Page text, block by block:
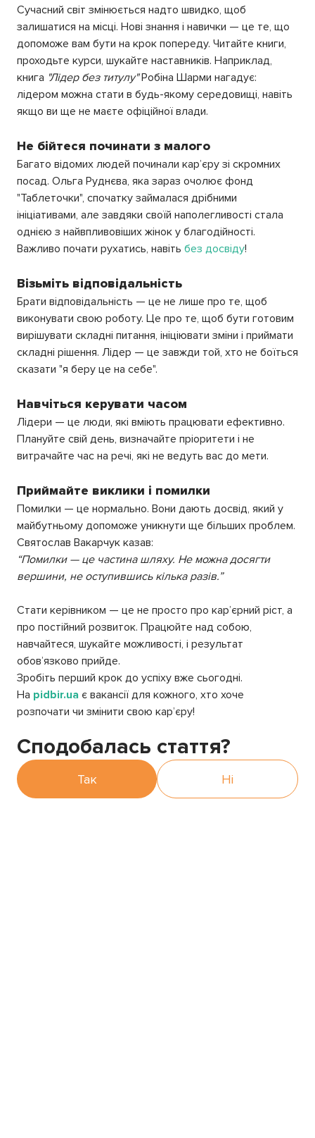
Сучасний світ змінюється надто швидко, щоб
залишатися на місці. Нові знання і навички — це те, що
допоможе вам бути на крок попереду. Читайте книги,
проходьте курси, шукайте наставників. Наприклад,
книга "Лідер без титулу"Робіна Шарми нагадує:
лідером можна стати в будь-якому середовищі, навіть
якщо ви ще не маєте офіційної влади.
Не бійтеся починати з малого
Багато відомих людей починали кар’єру зі скромних
посад. Ольга Руднєва, яка зараз очолює фонд
"Таблеточки", спочатку займалася дрібними
ініціативами, але завдяки своїй наполегливості стала
однією з найвпливовіших жінок у благодійності.
Важливо почати рухатись, навіть без досвіду!
Візьміть відповідальність
Брати відповідальність — це не лише про те, щоб
виконувати свою роботу. Це про те, щоб бути готовим
вирішувати складні питання, ініціювати зміни і приймати
складні рішення. Лідер — це завжди той, хто не боїться
сказати "я беру це на себе".
Навчіться керувати часом
Лідери — це люди, які вміють працювати ефективно.
Плануйте свій день, визначайте пріоритети і не
витрачайте час на речі, які не ведуть вас до мети.
Приймайте виклики і помилки
Помилки — це нормально. Вони дають досвід, який у
майбутньому допоможе уникнути ще більших проблем.
Святослав Вакарчук казав:
“Помилки — це частина шляху. Не можна досягти
вершини, не оступившись кілька разів.”
Стати керівником — це не просто про кар’єрний ріст, а
про постійний розвиток. Працюйте над собою,
навчайтеся, шукайте можливості, і результат
обов’язково прийде.
Зробіть перший крок до успіху вже сьогодні.
На pidbir.ua є вакансії для кожного, хто хоче
розпочати чи змінити свою кар’єру!
Сподобалась стаття?
Так Ні